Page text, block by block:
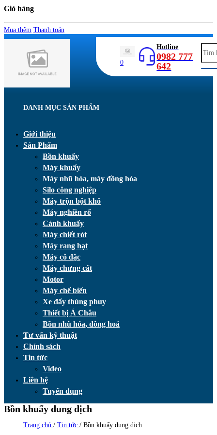
Giỏ hàng
Mua thêm Thanh toán
0
Hotline
0982 777
642
DANH MỤC SẢN PHẨM
Giới thiệu
Sản Phẩm
Bồn khuấy
Máy khuấy
Máy nhũ hóa, máy đồng hóa
Silo công nghiệp
Máy trộn bột khô
Máy nghiền rổ
Cánh khuấy
Máy chiết rót
Máy rang hạt
Máy cô đặc
Máy chưng cất
Motor
Máy chế biến
Xe đẩy thùng phuy
Thiết bị Á Châu
Bồn nhũ hóa, đồng hoá
Tư vấn kỹ thuật
Chính sách
Tin tức
Video
Liên hệ
Tuyển dụng
Bồn khuấy dung dịch
Trang chủ / Tin tức / Bồn khuấy dung dịch